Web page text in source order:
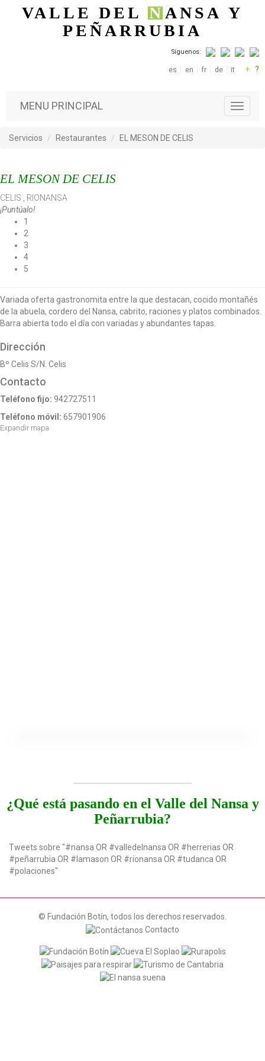
Pasar al contenido principal
VALLE DELNANSA Y
PEÑARRUBIA
Síguenos:
es en fr de it + ?
T
o
MENU PRINCIPAL
Servicios Restaurantes EL MESON DE CELIS
EL MESON DE CELIS
CELIS
RIONANSA
¡Puntúalo!
1
2
3
4
5
Variada oferta gastronomita entre la que destacan, cocido montañés
de la abuela, cordero del Nansa, cabrito, raciones y platos combinados.
Barra abierta todo el día con variadas y abundantes tapas.
Dirección
Bº Celis S/N. Celis
Contacto
Teléfono fijo: 942727511
Teléfono móvil: 657901906
Expandir mapa
¿Qué está pasando en el Valle del Nansa y
Peñarrubia?
Tweets sobre "#nansa OR #valledelnansa OR #herrerias OR
#peñarrubia OR #lamason OR #rionansa OR #tudanca OR
#polaciones"
© Fundación Botín, todos los derechos reservados.
Contacto